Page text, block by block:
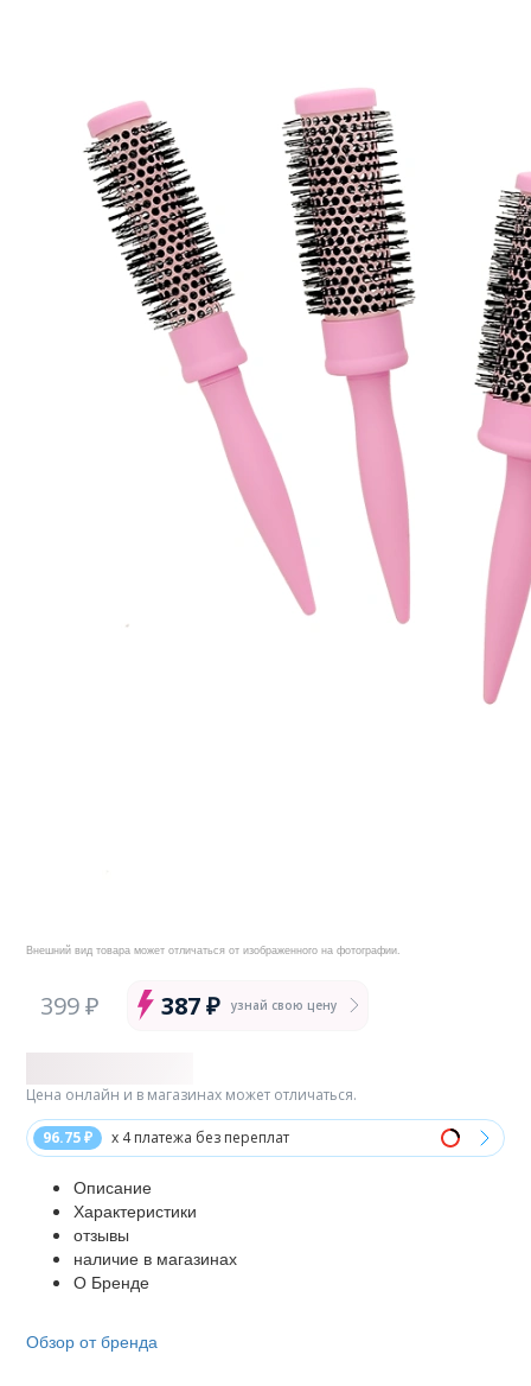
Внешний вид товара может отличаться от изображенного на фотографии.
399 ₽ 387 ₽ узнай свою цену
96.75 ₽ x 4 платежа без переплат
Цена онлайн и в магазинах может отличаться.
Описание
Характеристики
отзывы
наличие в магазинах
О Бренде
Обзор от бренда